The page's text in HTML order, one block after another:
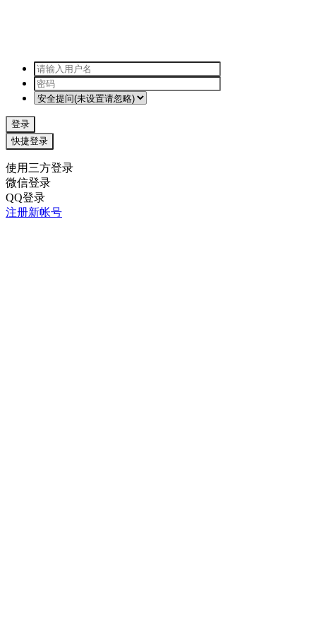
登录
快捷登录
使用三方登录
微信登录
QQ登录
注册新帐号